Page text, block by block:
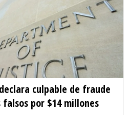
culpable de fraude
falsos por $14 millones